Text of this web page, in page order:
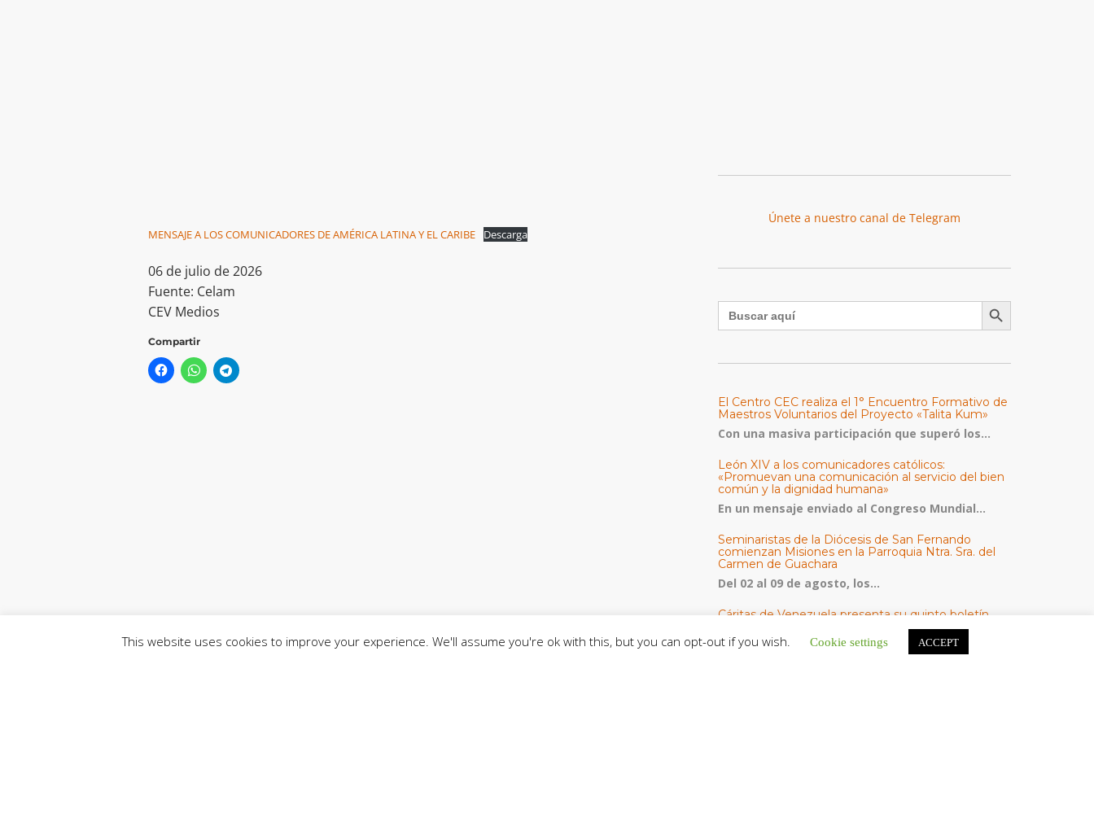
MENSAJE A LOS COMUNICADORES DE AMÉRICA LATINA Y EL CARIBE Descarga
06 de julio de 2026
Fuente: Celam
CEV Medios
Compartir
Únete a nuestro canal de Telegram
Buscar: Botón de búsqueda
El Centro CEC realiza el 1° Encuentro Formativo de
Maestros Voluntarios del Proyecto «Talita Kum»
Con una masiva participación que superó los...
León XIV a los comunicadores católicos:
«Promuevan una comunicación al servicio del bien
común y la dignidad humana»
En un mensaje enviado al Congreso Mundial...
Seminaristas de la Diócesis de San Fernando
comienzan Misiones en la Parroquia Ntra. Sra. del
Carmen de Guachara
Del 02 al 09 de agosto, los...
Cáritas de Venezuela presenta su quinto boletín
sobre la atención a familias tras los terremotos
Cáritas de Venezuela publicó este martes 4...
This website uses cookies to improve your experience. We'll assume you're ok with this, but you can opt-out if you wish. Cookie settings ACCEPT